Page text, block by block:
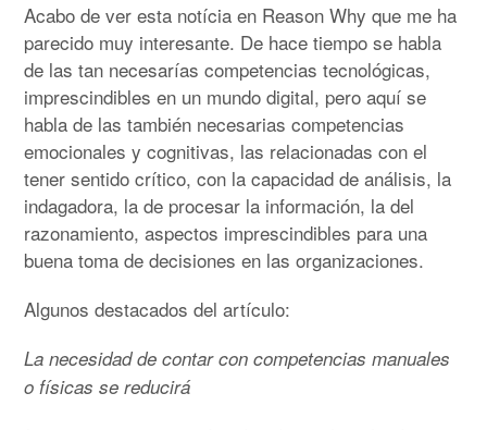
Acabo de ver esta notícia en Reason Why que me ha
parecido muy interesante. De hace tiempo se habla
de las tan necesarías competencias tecnológicas,
imprescindibles en un mundo digital, pero aquí se
habla de las también necesarias competencias
emocionales y cognitivas, las relacionadas con el
tener sentido crítico, con la capacidad de análisis, la
indagadora, la de procesar la información, la del
razonamiento, aspectos imprescindibles para una
buena toma de decisiones en las organizaciones.
Algunos destacados del artículo:
La necesidad de contar con competencias manuales
o físicas se reducirá